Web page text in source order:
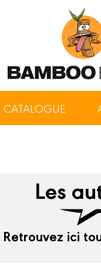
CATALOGUE
Les
Retrouvez ici